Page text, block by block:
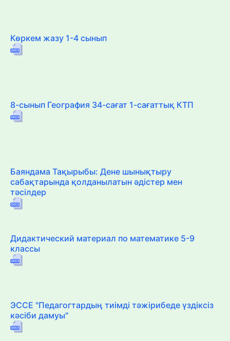
Көркем жазу 1-4 сынып
8-сынып География 34-сағат 1-сағаттық КТП
Баяндама Тақырыбы: Дене шынықтыру
сабақтарында қолданылатын әдістер мен
тәсілдер
Дидактический материал по математике 5-9
классы
ЭССЕ "Педагогтардың тиімді тәжірибеде үздіксіз
кәсіби дамуы"